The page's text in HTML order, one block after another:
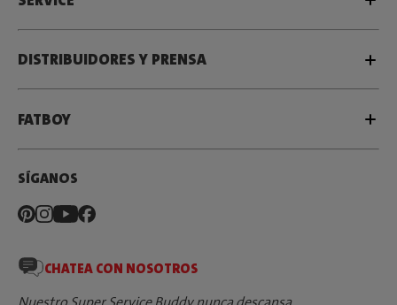
DISTRIBUIDORES Y PRENSA
FATBOY
SÍGANOS
CHATEA CON NOSOTROS